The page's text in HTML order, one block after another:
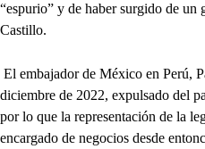
“espurio” y de haber surgido de un
Castillo.
El embajador de México en Perú,
diciembre de 2022, expulsado del
por lo que la representación de la
encargado de negocios desde